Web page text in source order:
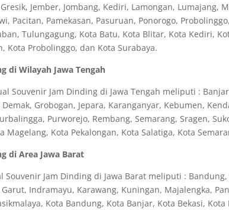
Jember, Jombang, Kediri, Lamongan, Lumajang,
Pacitan, Pamekasan, Pasuruan, Ponorogo,
Tulungagung, Kota Batu, Kota Blitar, Kota Kediri,
Kota Probolinggo, dan Kota Surabaya.
di Wilayah Jawa Tengah
Souvenir Jam Dinding di Jawa Tengah meliputi :
Grobogan, Jepara, Karanganyar, Kebumen,
Purworejo, Rembang, Semarang, Sragen,
Magelang, Kota Pekalongan, Kota Salatiga, Kota
di Area Jawa Barat
Souvenir Jam Dinding di Jawa Barat meliputi :
Indramayu, Karawang, Kuningan, Majalengka,
Kota Bandung, Kota Banjar, Kota Bekasi,